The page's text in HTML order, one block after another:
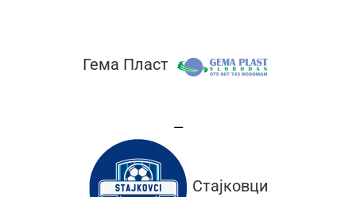
Гема Пласт
—
Стајковци